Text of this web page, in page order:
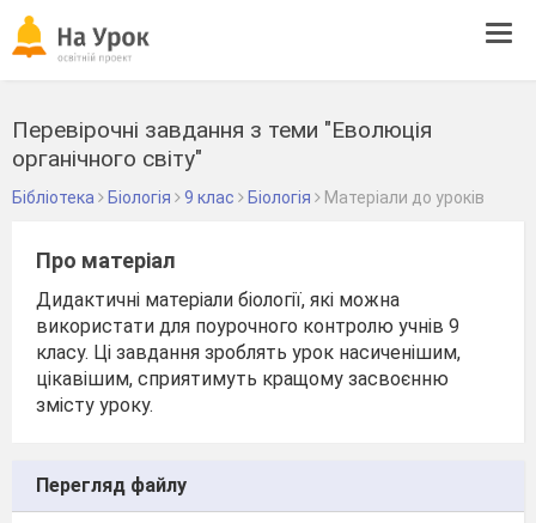
Перевірочні завдання з теми "Еволюція
органічного світу"
Бібліотека Біологія 9 клас Біологія Матеріали до уроків
Про матеріал
Дидактичні матеріали біології, які можна
використати для поурочного контролю учнів 9
класу. Ці завдання зроблять урок насиченішим,
цікавішим, сприятимуть кращому засвоєнню
змісту уроку.
Перегляд файлу